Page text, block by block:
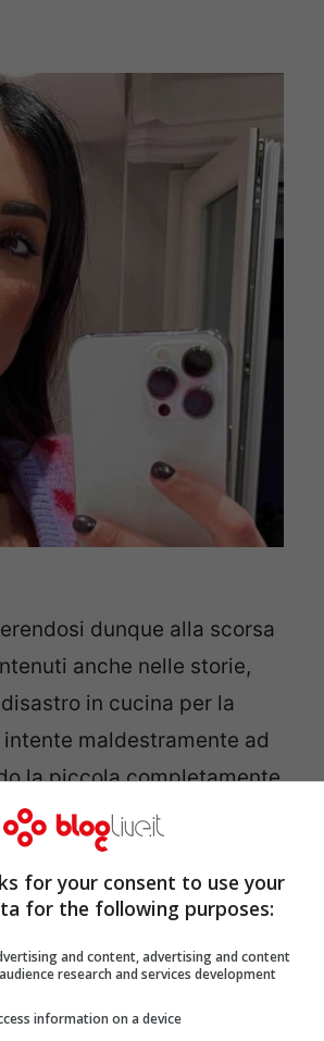
dunque alla scorsa
anche nelle storie,
in cucina per la
maldestramente ad
la piccola completamente
for your consent to use your
for the following purposes:
and content, advertising and content
research and services development
information on a device